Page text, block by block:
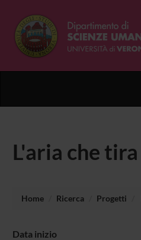
L'aria che tira
Home Ricerca Progetti
Data inizio